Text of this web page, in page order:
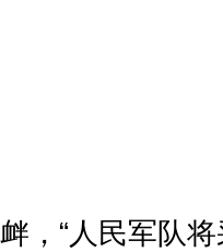
衅，“人民军队